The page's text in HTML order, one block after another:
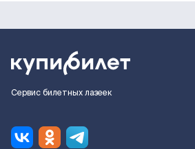
Сервис билетных лазеек